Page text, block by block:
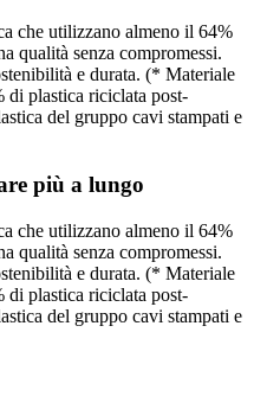
che utilizzano almeno il 64%
qualità senza compromessi.
e durata. (* Materiale
di plastica riciclata post-
del gruppo cavi stampati e
più a lungo
che utilizzano almeno il 64%
qualità senza compromessi.
e durata. (* Materiale
di plastica riciclata post-
del gruppo cavi stampati e